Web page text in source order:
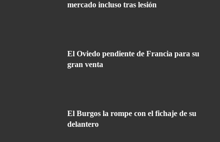
mercado incluso tras lesión
El Oviedo pendiente de Francia para su
gran venta
El Burgos la rompe con el fichaje de su
delantero